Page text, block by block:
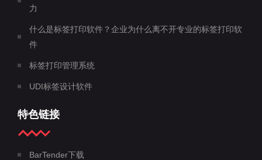
力
什么是标签打印软件？企业为什么离不开专业的标签打印软
件
标签打印管理系统
UDI标签设计软件
特色链接
BarTender下载